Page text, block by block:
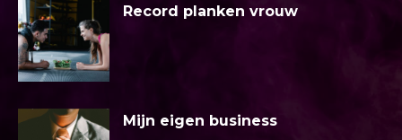
Record planken vrouw
Mijn eigen business